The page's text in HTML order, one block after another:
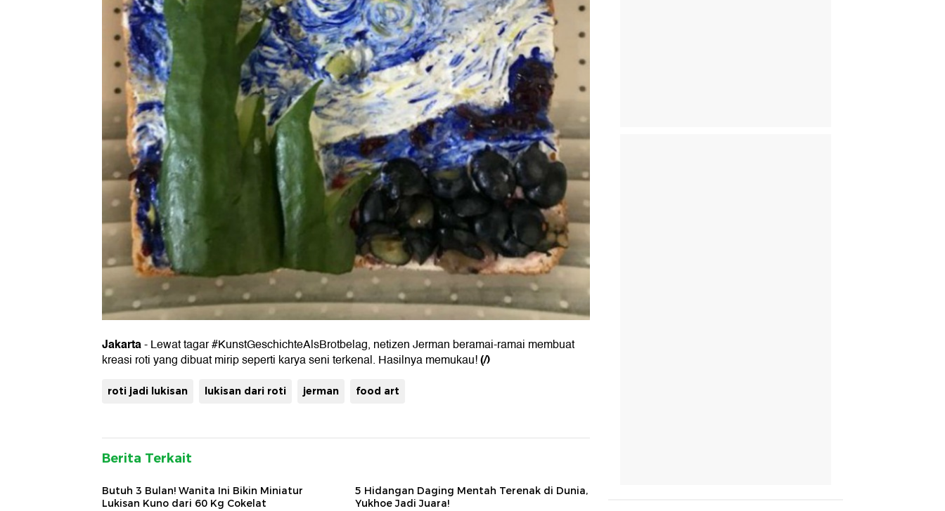
Jakarta- Lewat tagar #KunstGeschichteAlsBrotbelag, netizen Jerman beramai-ramai membuat
kreasi roti yang dibuat mirip seperti karya seni terkenal. Hasilnya memukau!(/)
roti jadi lukisan lukisan dari roti jerman food art
Berita Terkait
Butuh 3 Bulan! Wanita Ini Bikin Miniatur
Lukisan Kuno dari 60 Kg Cokelat
5 Hidangan Daging Mentah Terenak di Dunia,
Yukhoe Jadi Juara!